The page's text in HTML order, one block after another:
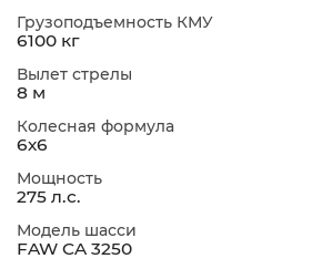
Грузоподъемность КМУ
6100 кг
Вылет стрелы
8 м
Колесная формула
6х6
Мощность
275 л.с.
Модель шасси
FAW CA 3250